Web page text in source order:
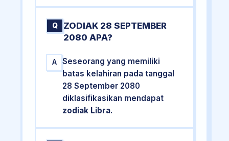
Q
ZODIAK 28 SEPTEMBER
2080 APA?
A
Seseorang yang memiliki
batas kelahiran pada tanggal
28 September 2080
diklasifikasikan mendapat
zodiak Libra.